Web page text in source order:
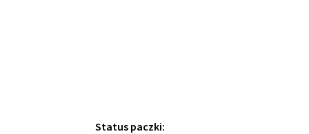
Status paczki: